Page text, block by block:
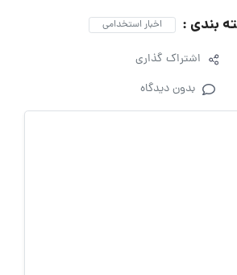
بندی : اخبار استخدامی
اشتراک گذاری
بدون دیدگاه